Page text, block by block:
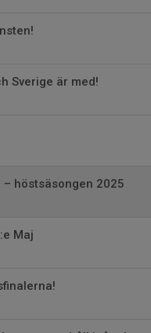
Sverige är med!
höstsäsongen 2025
Maj